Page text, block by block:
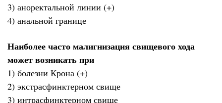
3) аноректальной линии (+)
4) анальной границе
Наиболее часто малигнизация свищевого хода
может возникать при
1) болезни Крона (+)
2) экстрасфинктерном свище
3) интрасфинктерном свище